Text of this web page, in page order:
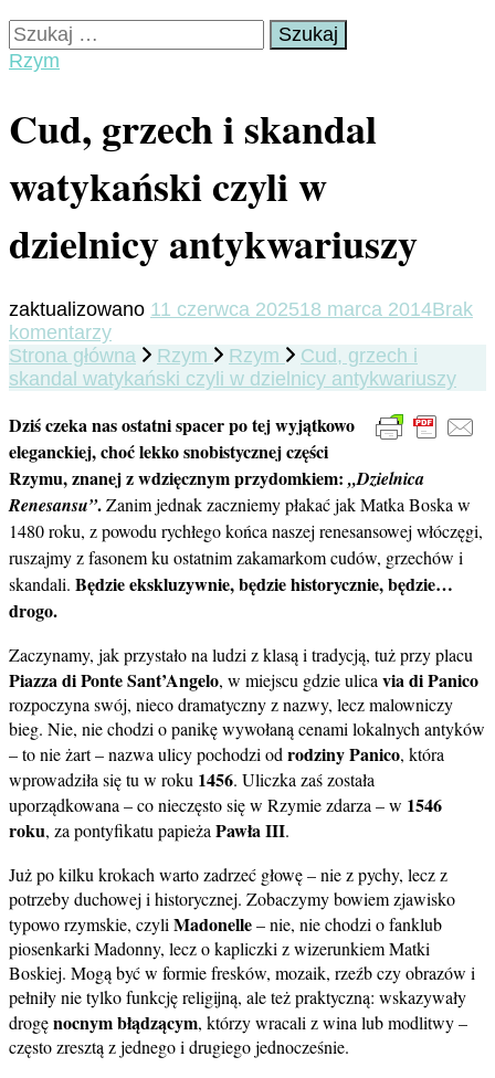
Szukaj:
Rzym
Cud, grzech i skandal
watykański czyli w
dzielnicy antykwariuszy
zaktualizowano 11 czerwca 202518 marca 2014Brak
komentarzydo
Cud,
grzech
skandal
watykański
czyli
w
dzielnicy
antykwariuszy
Strona główna Rzym Rzym
Cud, grzech i
skandal watykański czyli w dzielnicy antykwariuszy
Dziś czeka nas ostatni spacer po tej wyjątkowo
eleganckiej, choć lekko snobistycznej części
Rzymu, znanej z wdzięcznym przydomkiem: „Dzielnica
Renesansu”.Zanim jednak zaczniemy płakać jak Matka Boska w
1480 roku, z powodu rychłego końca naszej renesansowej włóczęgi,
ruszajmy z fasonem ku ostatnim zakamarkom cudów, grzechów i
skandali. Będzie ekskluzywnie, będzie historycznie, będzie…
drogo.
Zaczynamy, jak przystało na ludzi z klasą i tradycją, tuż przy placu
Piazza di Ponte Sant’Angelo, w miejscu gdzie ulicavia di Panico
rozpoczyna swój, nieco dramatyczny z nazwy, lecz malowniczy
bieg. Nie, nie chodzi o panikę wywołaną cenami lokalnych antyków
– to nie żart – nazwa ulicy pochodzi odrodziny Panico, która
wprowadziła się tu w roku 1456. Uliczka zaś została
uporządkowana – co nieczęsto się w Rzymie zdarza – w 1546
roku, za pontyfikatu papieżaPawła III.
Już po kilku krokach warto zadrzeć głowę – nie z pychy, lecz z
potrzeby duchowej i historycznej. Zobaczymy bowiem zjawisko
typowo rzymskie, czyliMadonelle– nie, nie chodzi o fanklub
piosenkarki Madonny, lecz o kapliczki z wizerunkiem Matki
Boskiej. Mogą być w formie fresków, mozaik, rzeźb czy obrazów i
pełniły nie tylko funkcję religijną, ale też praktyczną: wskazywały
drogęnocnym błądzącym, którzy wracali z wina lub modlitwy –
często zresztą z jednego i drugiego jednocześnie.